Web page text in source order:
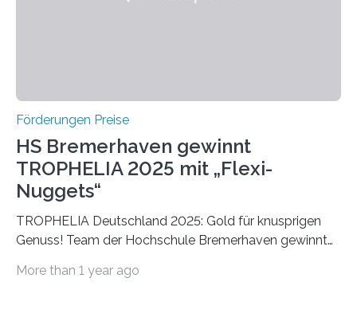
Förderungen Preise
HS Bremerhaven gewinnt
TROPHELIA 2025 mit „Flexi-
Nuggets“
TROPHELIA Deutschland 2025: Gold für knusprigen
Genuss! Team der Hochschule Bremerhaven gewinnt
ECOTROPHELIAMit der Produktidee “Flexi-Nuggets”
More than 1 year ago